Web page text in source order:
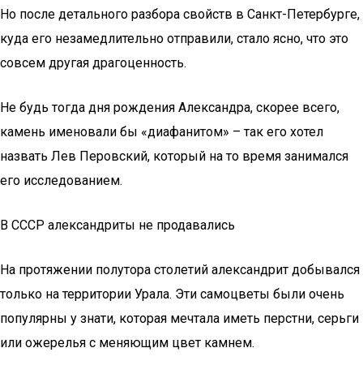
Но после детального разбора свойств в Санкт-Петербурге,
куда его незамедлительно отправили, стало ясно, что это
совсем другая драгоценность.
Не будь тогда дня рождения Александра, скорее всего,
камень именовали бы «диафанитом» – так его хотел
назвать Лев Перовский, который на то время занимался
его исследованием.
В СССР александриты не продавались
На протяжении полутора столетий александрит добывался
только на территории Урала. Эти самоцветы были очень
популярны у знати, которая мечтала иметь перстни, серьги
или ожерелья с меняющим цвет камнем.